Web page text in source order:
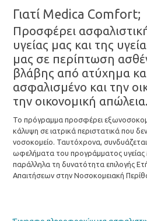
Γιατί Medica Comfort;
Προσφέρει
υγείας μας και της
μας σε περίπτωση
βλάβης από ατύχημα
ασφαλισμένο και την
την οικονομική απώλεια.
Το πρόγραμμα προσφέρει
κάλυψη σε ιατρικά περιστατικά που
νοσοκομείο. Ταυτόχρονα,
ωφελήματα του προγράμματος υγείας
παράλληλα τη δυνατότητα επιλογής
Απαιτήσεων στην Νοσοκομειακή